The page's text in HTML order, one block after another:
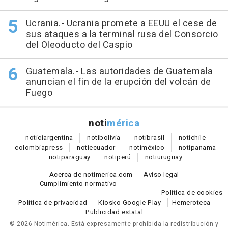
Ucrania.- Ucrania promete a EEUU el cese de
sus ataques a la terminal rusa del Consorcio
del Oleoducto del Caspio
Guatemala.- Las autoridades de Guatemala
anuncian el fin de la erupción del volcán de
Fuego
notimérica
noticiargentina notibolivia notibrasil notichile
colombiapress notiecuador notiméxico notipanama
notiparaguay notiperú notiuruguay
Acerca de notimerica.com
Aviso legal
Cumplimiento normativo
Política de cookies
Política de privacidad
Kiosko Google Play
Hemeroteca
Publicidad estatal
© 2026 Notimérica. Está expresamente prohibida la redistribución y